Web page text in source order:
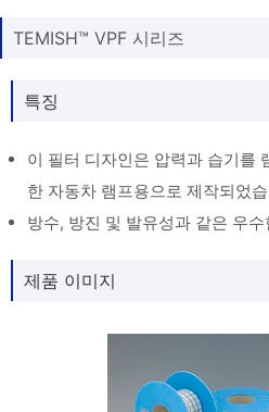
TEMISH™ VPF 시리즈
특징
이 필터 디자인은 압력과 습기를
한 자동차 램프용으로 제작되었
방수, 방진 및 발유성과 같은 우수
제품 이미지